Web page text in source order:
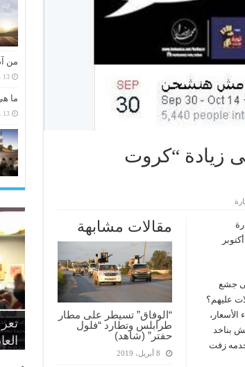
زيادة “كروت
مقالات مشابهة
“الوفاق” تسيطر على مطار
طرابلس وتطارد “فلول
حفتر” (شاهد)
8 أبريل، 2019
الاتصالات بزيادة كروت الشحن، تحت شعار “مش حنشحن” حتى 14 أكتوبر
جشع
عليهم؟
بناخد
ازاى نقبل بضريبه 22% على خدمه زفت
من
13 مارس، 2026
ما
13 مارس، 2026